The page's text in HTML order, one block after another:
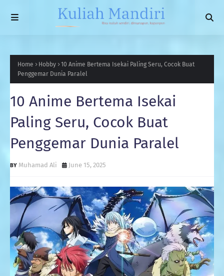
Home Hobby
10 Anime Bertema Isekai Paling Seru, Cocok Buat
Penggemar Dunia Paralel
10 Anime Bertema Isekai
Paling Seru, Cocok Buat
Penggemar Dunia Paralel
Muhamad Ali June 15, 2025